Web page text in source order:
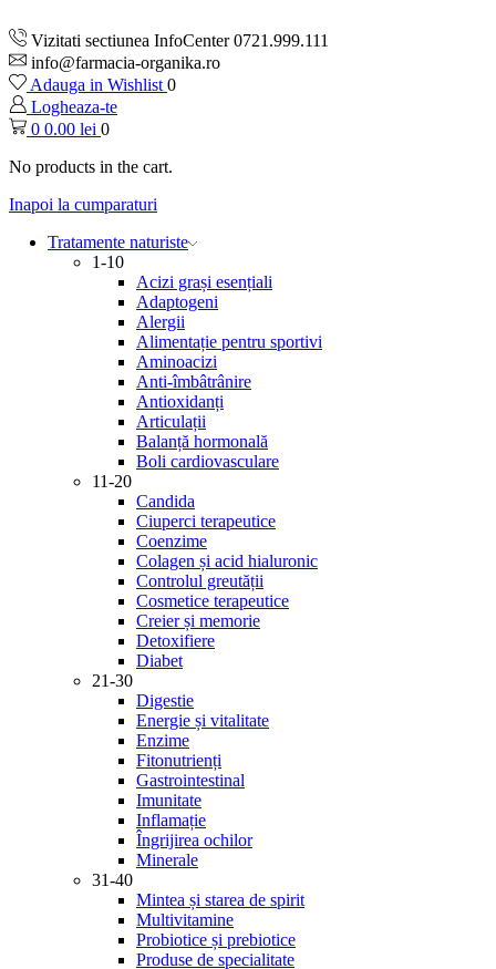
Vizitati sectiunea InfoCenter 0721.999.111
info@farmacia-organika.ro
Adauga in Wishlist 0
Logheaza-te
0 0.00 lei 0
No products in the cart.
Inapoi la cumparaturi
Tratamente naturiste
1-10
Acizi grași esențiali
Adaptogeni
Alergii
Alimentație pentru sportivi
Aminoacizi
Anti-îmbâtrânire
Antioxidanți
Articulații
Balanță hormonală
Boli cardiovasculare
11-20
Candida
Ciuperci terapeutice
Coenzime
Colagen și acid hialuronic
Controlul greutății
Cosmetice terapeutice
Creier și memorie
Detoxifiere
Diabet
21-30
Digestie
Energie și vitalitate
Enzime
Fitonutrienți
Gastrointestinal
Imunitate
Inflamație
Îngrijirea ochilor
Minerale
31-40
Mintea și starea de spirit
Multivitamine
Probiotice și prebiotice
Produse de specialitate